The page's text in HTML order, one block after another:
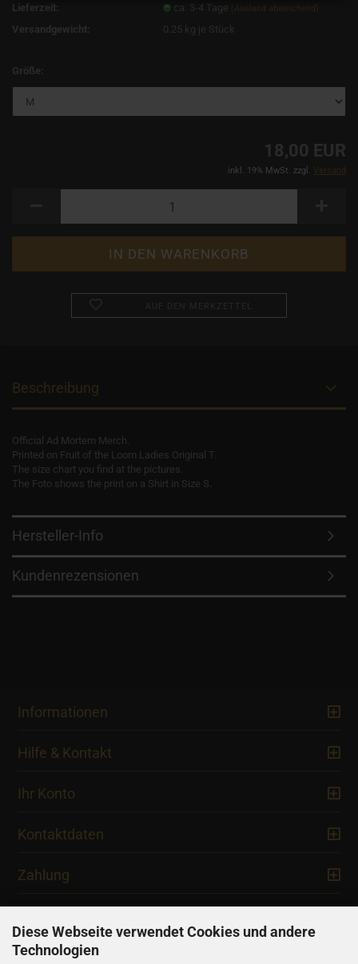
Diese Webseite verwendet Cookies und andere
Technologien
Lieferzeit:
ca. 3-4 Tage (Ausland abweichend)
Versandgewicht: 0.25 kg je Stück
Größe:
18,00 EUR
inkl. 19% MwSt. zzgl. Versand
Beschreibung
Official Ad Mortem Merch.
Printed on Fruit of the Loom Ladies Original T.
The size chart you find at the pictures.
The Foto shows the print on a Shirt in Size S.
Hersteller-Info
Kundenrezensionen
Informationen
Hilfe & Kontakt
Ihr Konto
Kontaktdaten
Zahlung